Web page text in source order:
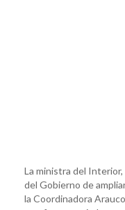
La ministra del Interior,
del Gobierno de
la Coordinadora